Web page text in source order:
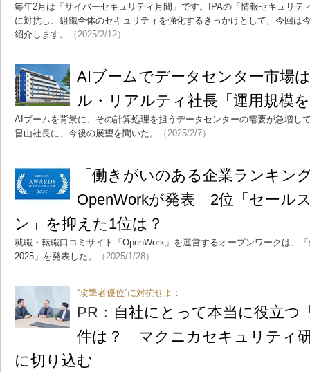
毎年2月は「サイバーセキュリティ月間」です。IPAの「情報セキュリテ
に対抗し、組織全体のセキュリティを強化するきっかけとして、今回は
紹介します。
（2025/2/12）
AIブームでデータセンター市場
ル・リアルティ社長「運用規模
AIブームを背景に、その計算処理を担うデータセンターの需要が急増し
畠山社長に、今後の展望を聞いた。
（2025/2/7）
「働きがいのある企業ランキ
OpenWorkが発表 2位「セール
ン」を抑えた1位は？
就職・転職口コミサイト「OpenWork」を運営するオープンワークは、
2025」を発表した。
（2025/1/28）
“攻撃者優位”に対抗せよ：
PR： 自社にとって本当に役立つ
件は？ マクニカセキュリティ
に切り込む